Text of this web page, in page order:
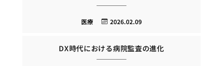
2026.02.09
医療
DX時代における病院監査の進化